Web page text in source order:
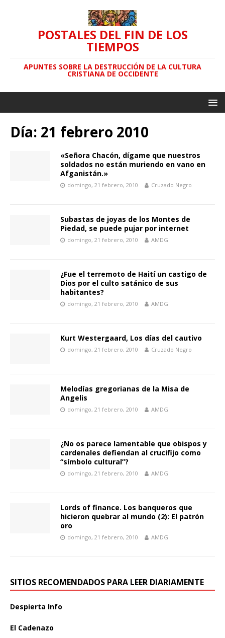
POSTALES DEL FIN DE LOS
TIEMPOS
APUNTES SOBRE LA DESTRUCCIÓN DE LA CULTURA
CRISTIANA DE OCCIDENTE
Día: 21 febrero 2010
«Señora Chacón, dígame que nuestros
soldados no están muriendo en vano en
Afganistán.»
domingo, 21 febrero, 2010 Cruzado Negro
Subastas de joyas de los Montes de
Piedad, se puede pujar por internet
domingo, 21 febrero, 2010 AMDG
¿Fue el terremoto de Haití un castigo de
Dios por el culto satánico de sus
habitantes?
domingo, 21 febrero, 2010 AMDG
Kurt Westergaard, Los días del cautivo
domingo, 21 febrero, 2010 Cruzado Negro
Melodías gregorianas de la Misa de
Angelis
domingo, 21 febrero, 2010 AMDG
¿No os parece lamentable que obispos y
cardenales defiendan al crucifijo como
“símbolo cultural”?
domingo, 21 febrero, 2010 AMDG
Lords of finance. Los banqueros que
hicieron quebrar al mundo (2): El patrón
oro
domingo, 21 febrero, 2010 AMDG
SITIOS RECOMENDADOS PARA LEER DIARIAMENTE
Despierta Info
El Cadenazo